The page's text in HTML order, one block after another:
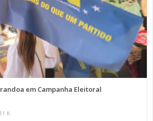
em Campanha Eleitoral
11 K